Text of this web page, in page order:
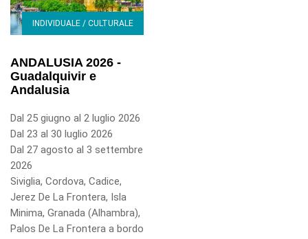
INDIVIDUALE / CULTURALE
ANDALUSIA 2026 -
Guadalquivir e
Andalusia
Dal 25 giugno al 2 luglio 2026
Dal 23 al 30 luglio 2026
Dal 27 agosto al 3 settembre
2026
Siviglia, Cordova, Cadice,
Jerez De La Frontera, Isla
Minima, Granada (Alhambra),
Palos De La Frontera a bordo